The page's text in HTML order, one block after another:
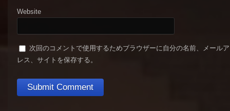
Website
次回のコメントで使用するためブラウザーに自分の名前、メール
レス、サイトを保存する。